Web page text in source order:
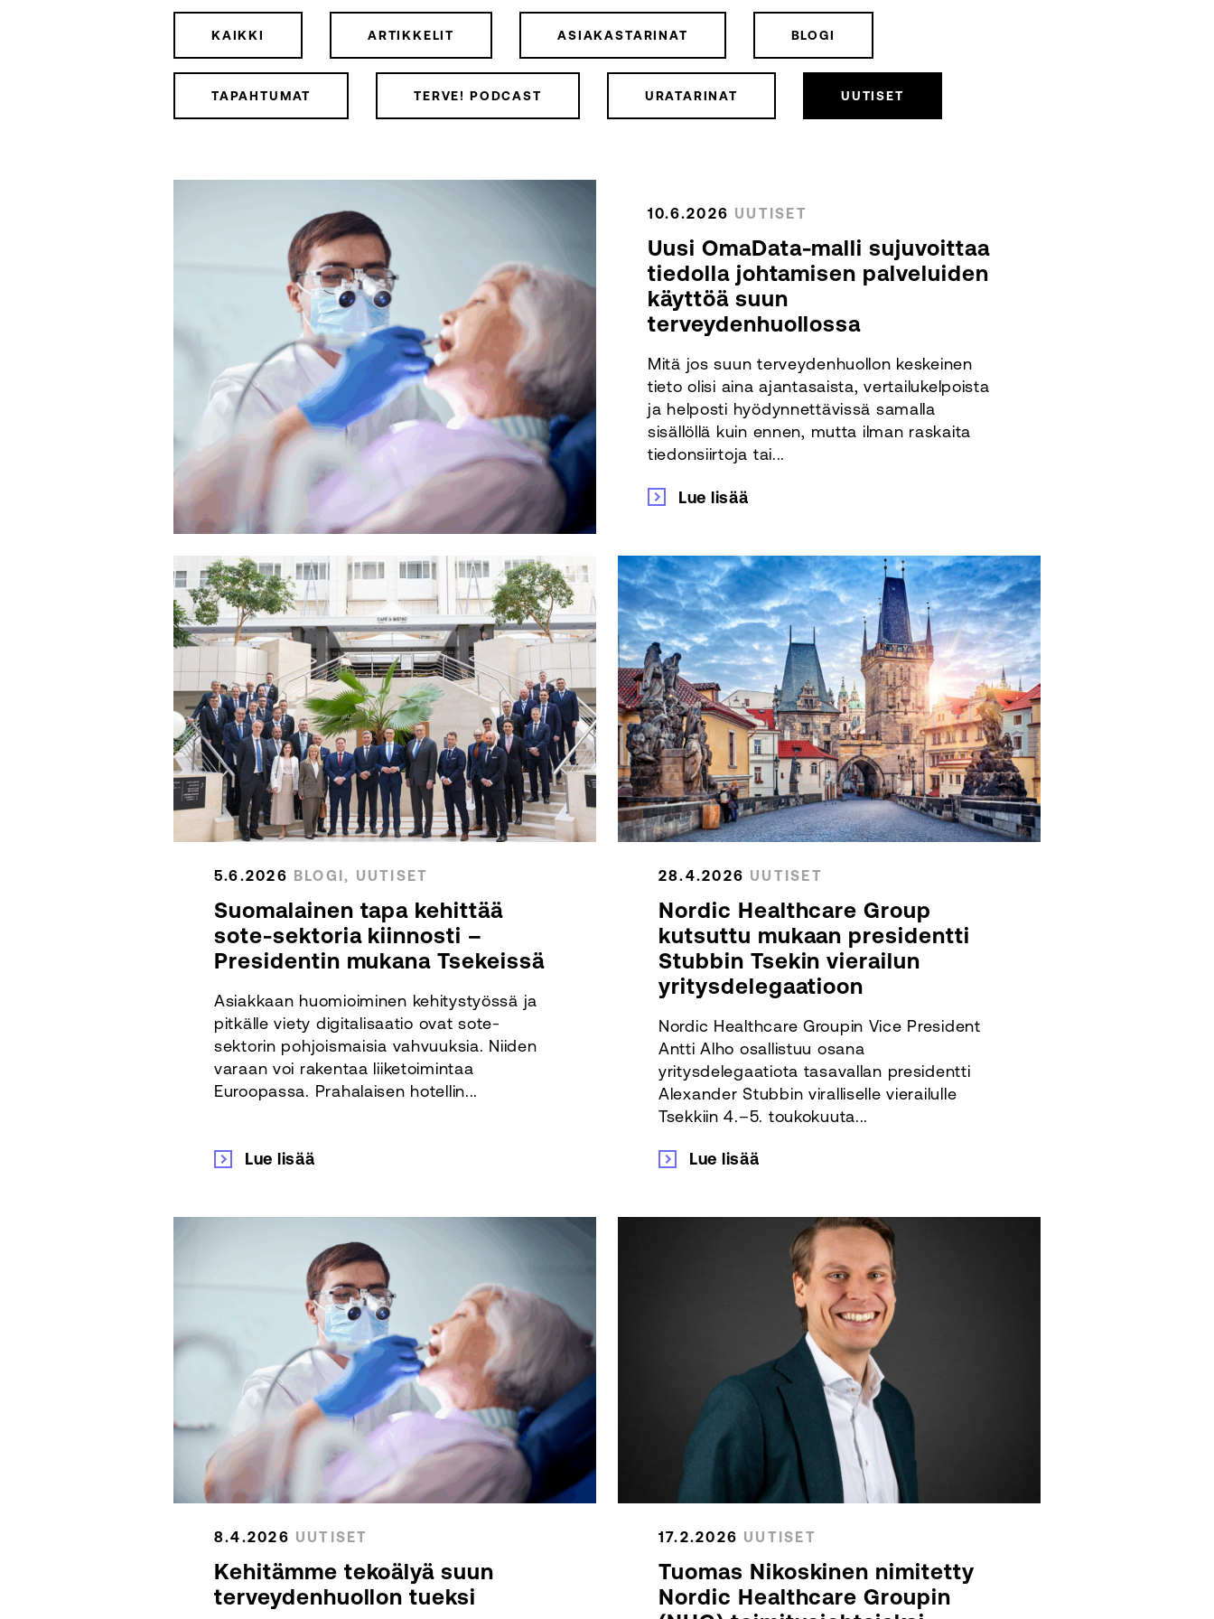
KAIKKI ARTIKKELIT ASIAKASTARINAT BLOGI
TAPAHTUMAT TERVE! PODCAST URATARINAT UUTISET
10.6.2026 UUTISET
Uusi OmaData-malli sujuvoittaa
tiedolla johtamisen palveluiden
käyttöä suun
terveydenhuollossa
Mitä jos suun terveydenhuollon keskeinen
tieto olisi aina ajantasaista, vertailukelpoista
ja helposti hyödynnettävissä samalla
sisällöllä kuin ennen, mutta ilman raskaita
tiedonsiirtoja tai...
Lue lisää
5.6.2026 BLOGI, UUTISET
Suomalainen tapa kehittää
sote-sektoria kiinnosti –
Presidentin mukana Tsekeissä
Asiakkaan huomioiminen kehitystyössä ja
pitkälle viety digitalisaatio ovat sote-
sektorin pohjoismaisia vahvuuksia. Niiden
varaan voi rakentaa liiketoimintaa
Euroopassa. Prahalaisen hotellin...
Lue lisää
28.4.2026 UUTISET
Nordic Healthcare Group
kutsuttu mukaan presidentti
Stubbin Tsekin vierailun
yritysdelegaatioon
Nordic Healthcare Groupin Vice President
Antti Alho osallistuu osana
yritysdelegaatiota tasavallan presidentti
Alexander Stubbin viralliselle vierailulle
Tsekkiin 4.–5. toukokuuta...
Lue lisää
8.4.2026 UUTISET
Kehitämme tekoälyä suun
terveydenhuollon tueksi
17.2.2026 UUTISET
Tuomas Nikoskinen nimitetty
Nordic Healthcare Groupin